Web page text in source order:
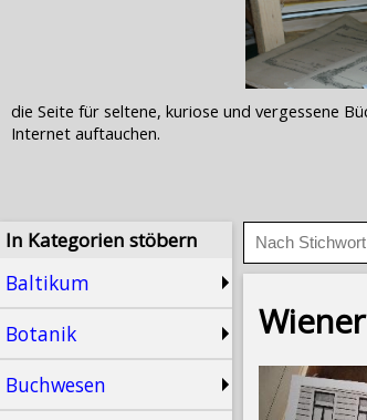
die Seite für seltene, kuriose und vergessene
Internet auftauchen.
In Kategorien stöbern
Baltikum
Botanik
Buchwesen